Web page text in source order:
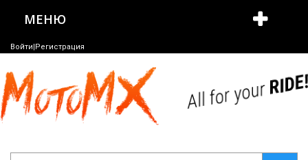
МЕНЮ
Войти|Регистрация